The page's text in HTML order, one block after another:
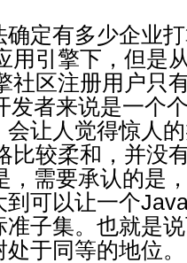
确定有多少企业
用引擎下，但是
社区注册用户只
发者来说是一个
会让人觉得惊人
比较柔和，并没
，需要承认的是
到可以让一个
准子集。也就是
于同等的地位。